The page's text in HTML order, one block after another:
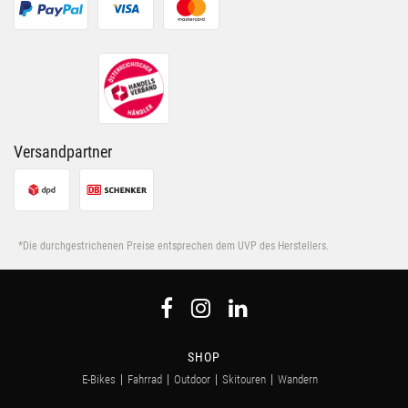
Versandpartner
*Die durchgestrichenen Preise entsprechen dem UVP des Herstellers.
SHOP
E-Bikes Fahrrad Outdoor Skitouren Wandern